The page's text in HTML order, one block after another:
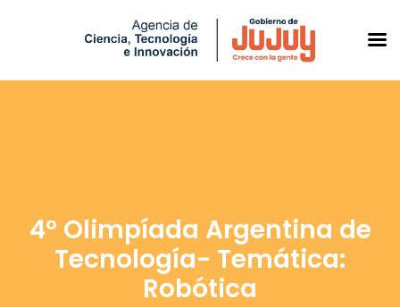
4º Olimpíada Argentina de
Tecnología- Temática:
Robótica